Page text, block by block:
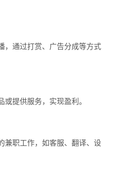
，通过打赏、广告分成等方式
提供服务，实现盈利。
兼职工作，如客服、翻译、设